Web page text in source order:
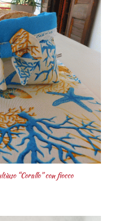
“Corallo” con fiocco